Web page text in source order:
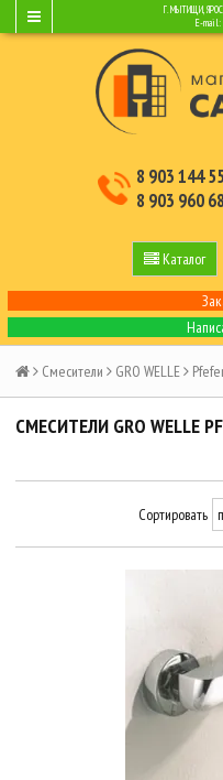
Г. МЫТИЩИ,
E-mail:
8 903 144
8 903 960
Каталог
Смесители GRO WELLE
СМЕСИТЕЛИ GRO WELLE
Сортировать